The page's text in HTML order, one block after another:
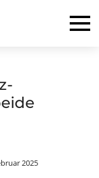
2025